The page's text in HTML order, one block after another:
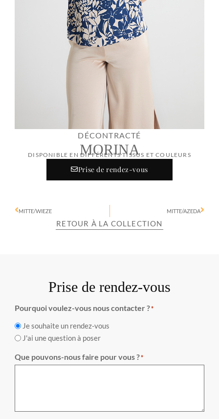
DÉCONTRACTÉ
MORINA
DISPONIBLE EN DIFFÉRENTS TISSUS ET COULEURS
Prise de rendez-vous
MITTE/WIEZE MITTE/AZEDA
RETOUR À LA COLLECTION
Prise de rendez-vous
Pourquoi voulez-vous nous contacter ?*
Je souhaite un rendez-vous
J'ai une question à poser
Que pouvons-nous faire pour vous ?*